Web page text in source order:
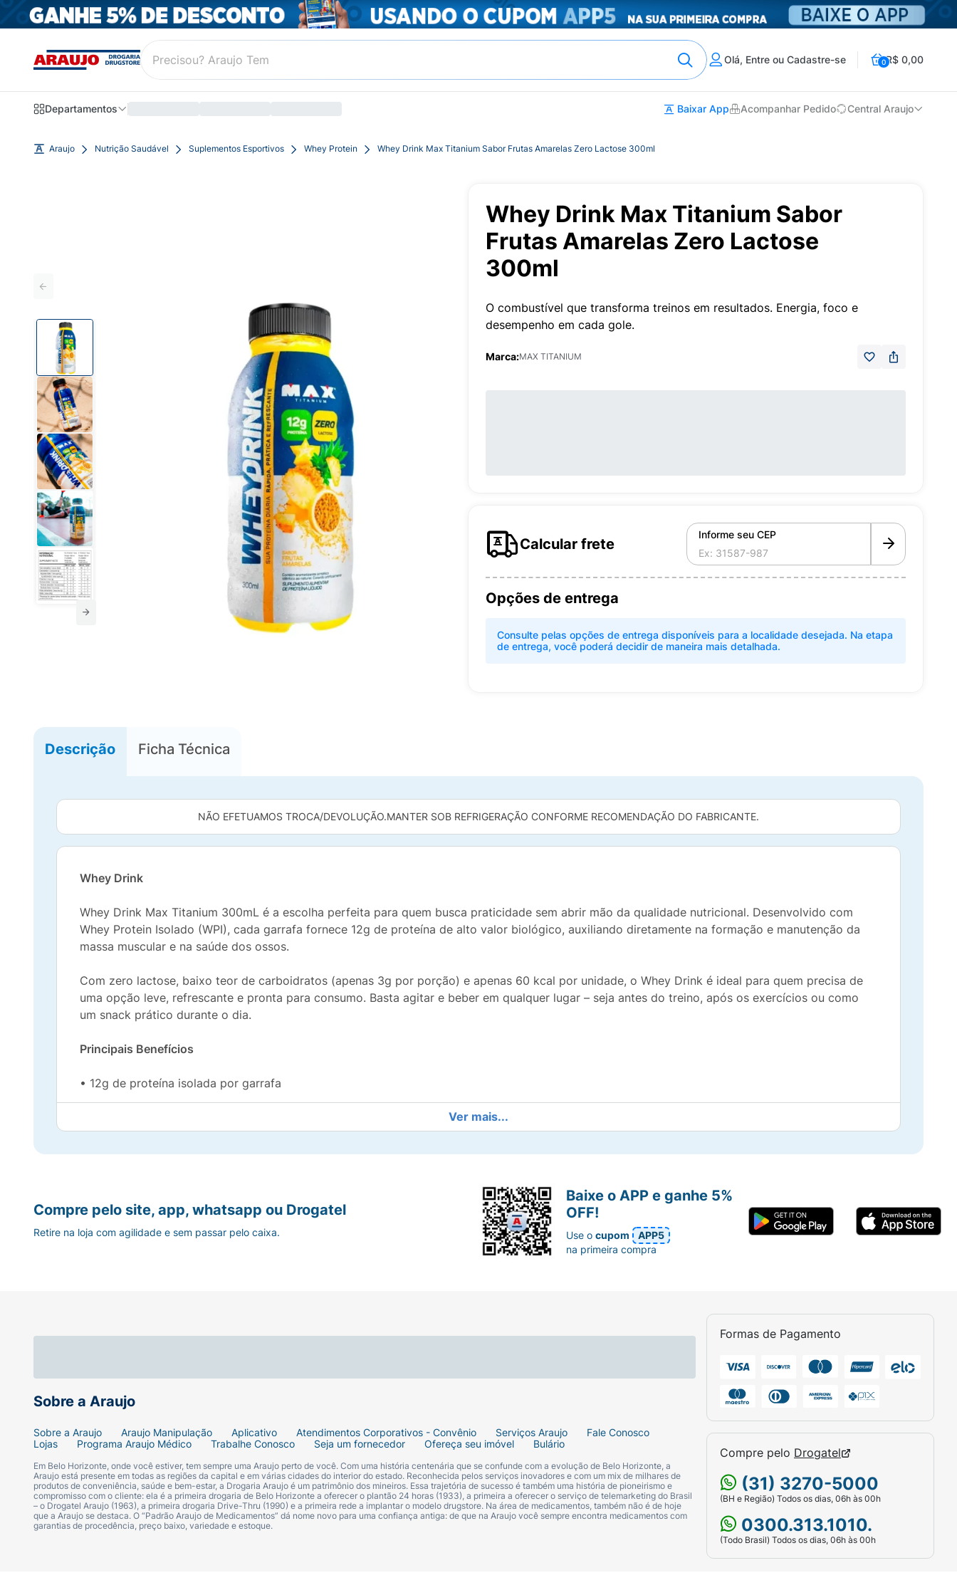
Olá, Entre ou Cadastre-se 0R$ 0,00
Departamentos Baixar App Acompanhar Pedido Central Araujo
Araujo Nutrição Saudável Suplementos Esportivos Whey Protein Whey Drink Max Titanium Sabor Frutas Amarelas Zero Lactose 300ml
Whey Drink Max Titanium Sabor
Frutas Amarelas Zero Lactose
300ml
O combustível que transforma treinos em resultados. Energia, foco e
desempenho em cada gole.
Marca:MAX TITANIUM
Calcular frete
Informe seu CEP
Opções de entrega
Consulte pelas opções de entrega disponíveis para a localidade desejada. Na etapa
de entrega, você poderá decidir de maneira mais detalhada.
Descrição Ficha Técnica
NÃO EFETUAMOS TROCA/DEVOLUÇÃO.MANTER SOB REFRIGERAÇÃO CONFORME RECOMENDAÇÃO DO FABRICANTE.
Whey Drink
Whey Drink Max Titanium 300mL é a escolha perfeita para quem busca praticidade sem abrir mão da qualidade nutricional. Desenvolvido com
Whey Protein Isolado (WPI), cada garrafa fornece 12g de proteína de alto valor biológico, auxiliando diretamente na formação e manutenção da
massa muscular e na saúde dos ossos.
Com zero lactose, baixo teor de carboidratos (apenas 3g por porção) e apenas 60 kcal por unidade, o Whey Drink é ideal para quem precisa de
uma opção leve, refrescante e pronta para consumo. Basta agitar e beber em qualquer lugar – seja antes do treino, após os exercícios ou como
um snack prático durante o dia.
Principais Benefícios
• 12g de proteína isolada por garrafa
• Apenas 60 kcal por porção
• Ideal para apoio à hipertrofia e recuperação muscular
Recomendação de uso
Ingredientes
INGREDIENTES SABOR FRUTAS AMARELAS: Água, proteína de soro do leite isolada, aromatizante, acidulante ácido cítrico, reguladores de acidez
ácido málico e ácido fosfórico, conservantes sorbato de potássio e benzoato de sódio, edulcorante sucralose, estabilizante citrato trissódico e
corante amarelo crepúsculo FCF. NÃO CONTÉM GLÚTEN. INGREDIENTES SABOR MORANGO COM LIMÃO: Água, proteína de soro do leite isolada,
acidulante ácido cítrico, reguladores de acidez ácido málico e ácido fosfórico, aromatizantes, conservantes sorbato de potássio e benzoato de
sódio, edulcorante sucralose, estabilizante citrato trissódico e corante vermelho allura AC. NÃO CONTÉM GLÚTEN.
Ver mais...
Sobre a Araujo
Sobre a Araujo Araujo Manipulação Aplicativo Atendimentos Corporativos - Convênio Serviços Araujo
Fale Conosco
Lojas
Programa Araujo Médico Trabalhe Conosco Seja um fornecedor Ofereça seu imóvel Bulário
Em Belo Horizonte, onde você estiver, tem sempre uma Araujo perto de você. Com uma história centenária que se confunde com a evolução de Belo Horizonte, a
Araujo está presente em todas as regiões da capital e em várias cidades do interior do estado. Reconhecida pelos serviços inovadores e com um mix de milhares de
produtos de conveniência, saúde e bem-estar, a Drogaria Araujo é um patrimônio dos mineiros. Essa trajetória de sucesso é também uma história de pioneirismo e
compromisso com o cliente: ela é a primeira drogaria de Belo Horizonte a oferecer o plantão 24 horas (1933), a primeira a oferecer o serviço de telemarketing do Brasil
– o Drogatel Araujo (1963), a primeira drogaria Drive-Thru (1990) e a primeira rede a implantar o modelo drugstore. Na área de medicamentos, também não é de hoje
que a Araujo se destaca. O “Padrão Araujo de Medicamentos” dá nome novo para uma confiança antiga: de que na Araujo você sempre encontra medicamentos com
garantias de procedência, preço baixo, variedade e estoque.
Formas de Pagamento
Compre pelo Drogatel
(31) 3270-5000
(BH e Região) Todos os dias, 06h às 00h
0300.313.1010.
(Todo Brasil) Todos os dias, 06h às 00h
Compre pelo site, app, whatsapp ou Drogatel
Retire na loja com agilidade e sem passar pelo caixa.
Baixe o APP e ganhe 5%
OFF!
Use ocupom
APP5
na primeira compra